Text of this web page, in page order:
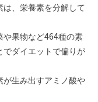
、栄養素を分解して
や果物など464種の素
ダイエットで偏りが
が生み出すアミノ酸や